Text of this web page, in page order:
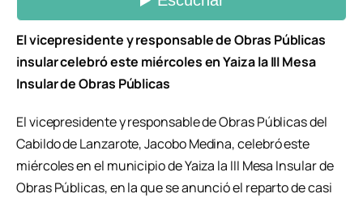
El vicepresidente y responsable de Obras Públicas
insular celebró este miércoles en Yaiza la III Mesa
Insular de Obras Públicas
El vicepresidente y responsable de Obras Públicas del
Cabildo de Lanzarote, Jacobo Medina, celebró este
miércoles en el municipio de Yaiza la III Mesa Insular de
Obras Públicas, en la que se anunció el reparto de casi